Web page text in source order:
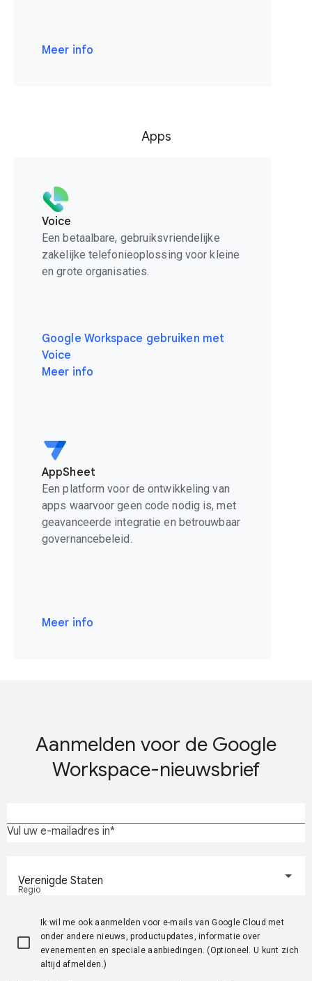
Meer info
Apps
Voice
Een betaalbare, gebruiksvriendelijke
zakelijke telefonieoplossing voor kleine
en grote organisaties.
Google Workspace gebruiken met
Voice
Meer info
AppSheet
Een platform voor de ontwikkeling van
apps waarvoor geen code nodig is, met
geavanceerde integratie en betrouwbaar
governancebeleid.
Meer info
Aanmelden voor de Google
Workspace-nieuwsbrief
Vul uw e-mailadres in
Regio
Verenigde Staten
Ik wil me ook aanmelden voor e-mails van Google Cloud met
onder andere nieuws, productupdates, informatie over
evenementen en speciale aanbiedingen. (Optioneel. U kunt zich
altijd afmelden.)